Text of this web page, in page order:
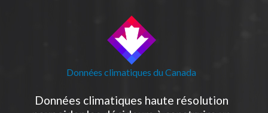
Données climatiques du Canada
Données climatiques haute résolution